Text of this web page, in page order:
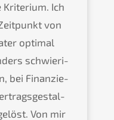
Krite­ri­um. Ich
von
optimal
schwie­ri­
bei Finan­zie­
Von mir